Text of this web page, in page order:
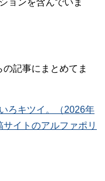
ョンを含んでいま
記事にまとめてま
ろキツイ。（2026年
イトのアルファポリ